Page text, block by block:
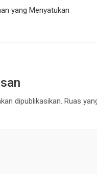
yang Menyatukan
dipublikasikan. Ruas